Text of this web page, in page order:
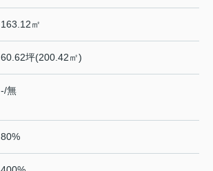
163.12㎡
60.62坪(200.42㎡)
-/無
80%